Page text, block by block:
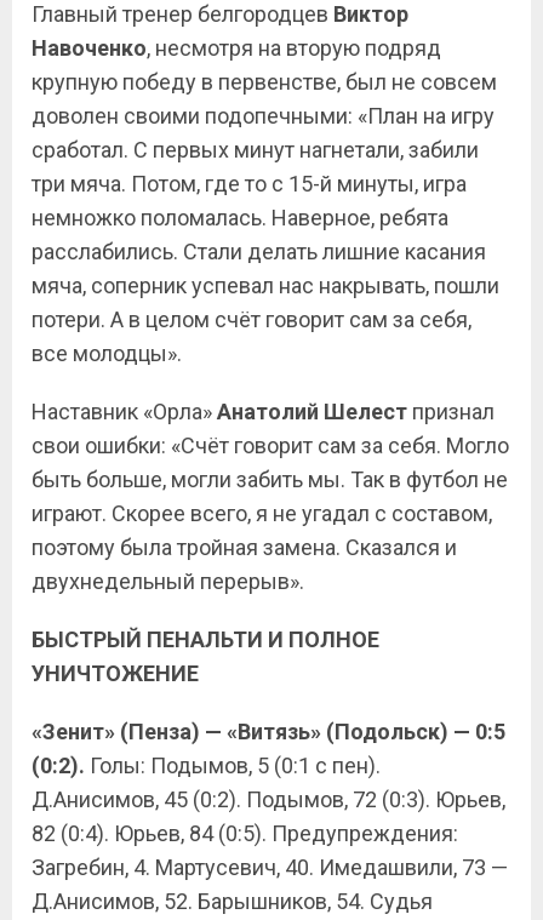
Главный тренер белгородцев Виктор
Навоченко, несмотря на вторую подряд
крупную победу в первенстве, был не совсем
доволен своими подопечными: «План на игру
сработал. С первых минут нагнетали, забили
три мяча. Потом, где то с 15-й минуты, игра
немножко поломалась. Наверное, ребята
расслабились. Стали делать лишние касания
мяча, соперник успевал нас накрывать, пошли
потери. А в целом счёт говорит сам за себя,
все молодцы».
Наставник «Орла»Анатолий Шелест признал
свои ошибки: «Счёт говорит сам за себя. Могло
быть больше, могли забить мы. Так в футбол не
играют. Скорее всего, я не угадал с составом,
поэтому была тройная замена. Сказался и
двухнедельный перерыв».
БЫСТРЫЙ ПЕНАЛЬТИ И ПОЛНОЕ
УНИЧТОЖЕНИЕ
«Зенит» (Пенза) — «Витязь» (Подольск) — 0:5
(0:2). Голы: Подымов, 5 (0:1 с пен).
Д.Анисимов, 45 (0:2). Подымов, 72 (0:3). Юрьев,
82 (0:4). Юрьев, 84 (0:5). Предупреждения:
Загребин, 4. Мартусевич, 40. Имедашвили, 73 —
Д.Анисимов, 52. Барышников, 54. Судья